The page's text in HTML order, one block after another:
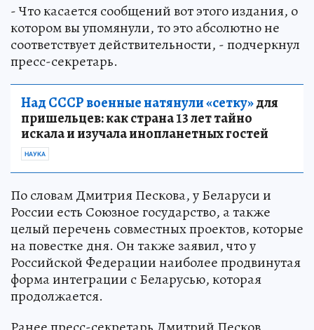
- Что касается сообщений вот этого издания, о
котором вы упомянули, то это абсолютно не
соответствует действительности, - подчеркнул
пресс-секретарь.
Над СССР военные натянули «сетку»для
пришельцев: как страна 13 лет тайно
искала и изучала инопланетных гостей
НАУКА
По словам Дмитрия Пескова, у Беларуси и
России есть Союзное государство, а также
целый перечень совместных проектов, которые
на повестке дня. Он также заявил, что у
Российской Федерации наиболее продвинутая
форма интеграции с Беларусью, которая
продолжается.